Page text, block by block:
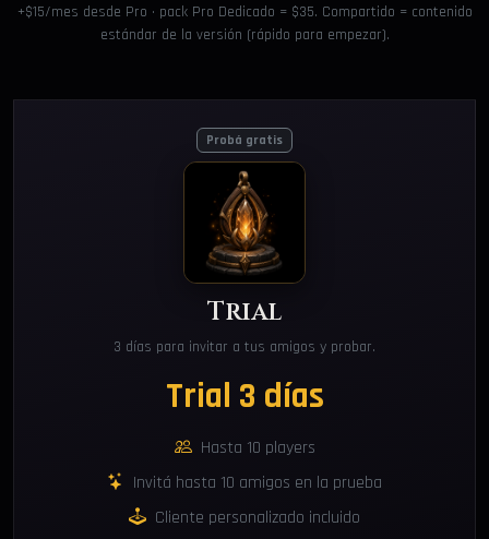
+$15/mes desde Pro · pack Pro Dedicado = $35. Compartido = contenido
estándar de la versión (rápido para empezar).
Probá gratis
Trial
3 días para invitar a tus amigos y probar.
Trial 3 días
Hasta 10 players
Invitá hasta 10 amigos en la prueba
Cliente personalizado incluido